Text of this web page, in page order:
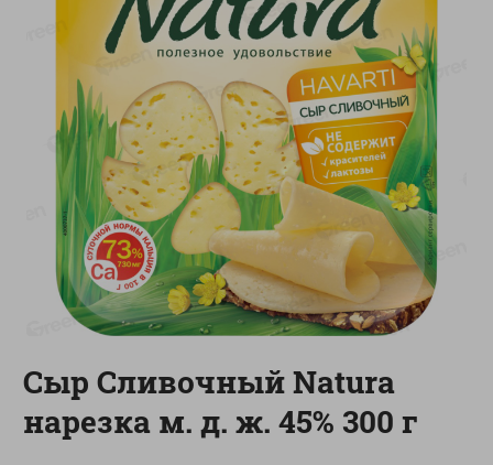
4.99 руб./шт
Конфеты фруктово-
ягодные Местное
известное яблоко-тыква
Хоба
5.19
4.59 руб./
Майонез Эко премиум
Местное известное
300г
Показано 1-14 из 76
Показать 15-28 из 76
Каталог товаров
Специально для вас
Сыр Сливочный Natura
нарезка м. д. ж. 45% 300 г